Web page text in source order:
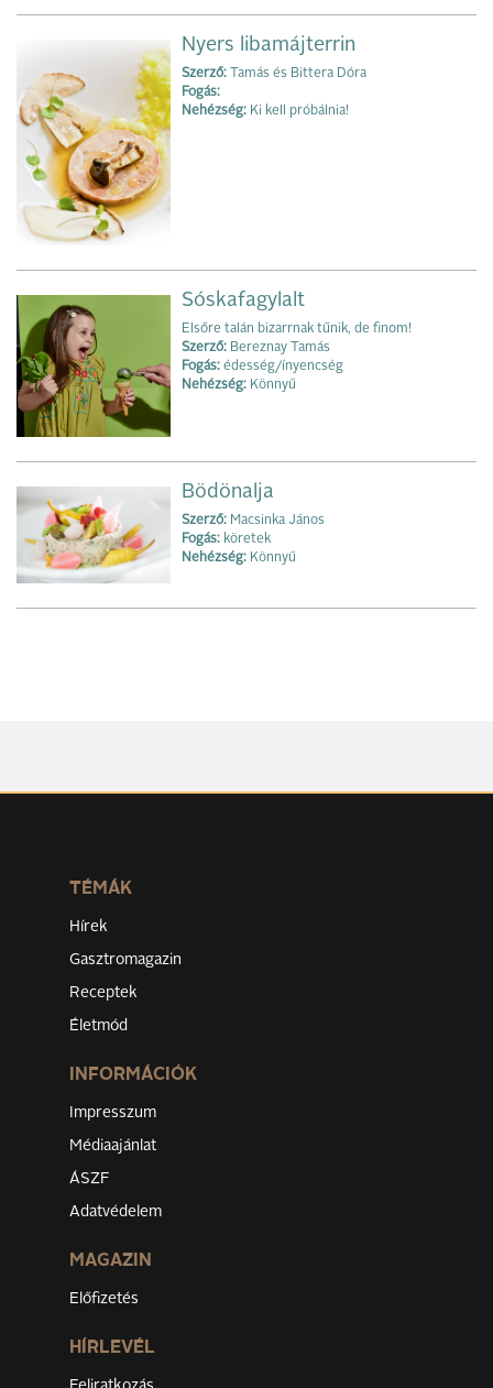
Nyers libamájterrin
Szerző: Tamás és Bittera Dóra
Fogás:
Nehézség: Ki kell próbálnia!
Sóskafagylalt
Elsőre talán bizarrnak tűnik, de finom!
Szerző: Bereznay Tamás
Fogás: édesség/ínyencség
Nehézség: Könnyű
Bödönalja
Szerző: Macsinka János
Fogás: köretek
Nehézség: Könnyű
TÉMÁK
Hírek
Gasztromagazin
Receptek
Életmód
INFORMÁCIÓK
Impresszum
Médiaajánlat
ÁSZF
Adatvédelem
MAGAZIN
Előfizetés
HÍRLEVÉL